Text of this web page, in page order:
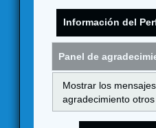
Información del
Panel de
Mostrar los
agradecimiento otros